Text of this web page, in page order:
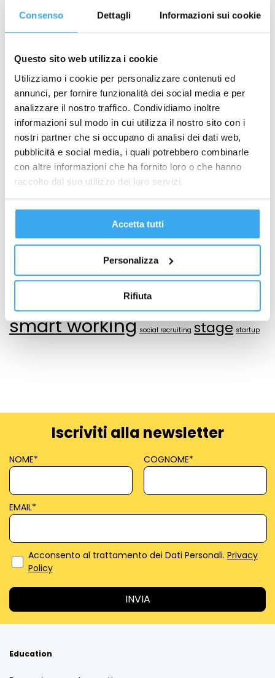
Consenso Dettagli Informazioni sui cookie
Questo sito web utilizza i cookie
Utilizziamo i cookie per personalizzare contenuti ed
annunci, per fornire funzionalità dei social media e per
analizzare il nostro traffico. Condividiamo inoltre
informazioni sul modo in cui utilizza il nostro sito con i
nostri partner che si occupano di analisi dei dati web,
pubblicità e social media, i quali potrebbero combinarle
con altre informazioni che ha fornito loro o che hanno
raccolto dal suo utilizzo dei loro servizi.
Accetta tutti
Personalizza
Rifiuta
(Body of Competency and Knowledge accreditamenti alumni bandi regionali
Consulenti del lavoro
corporate training daniele bianchi eventi
gema formazione continua formazione post laurea gema digital
academy. digital transformation GeMa Village hackathon hr
innovation contest inte international executive programme
international
human resource management
loyalty marco bertagni master asfor
master coaching master gema master
marketing management mentoring microsoft
nuove professioni offerte lavoro
personal branding placement posto di lavoro Potenziare il profilo
produt professioni digitali
management academy
smart working social recruiting stage startup
Iscriviti alla newsletter
NOME* COGNOME*
EMAIL*
Acconsento al trattamento dei Dati Personali. Privacy
Policy
Education